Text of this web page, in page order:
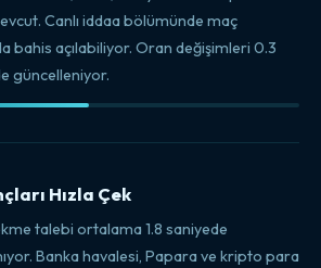
Canlı iddaa bölümünde maç
bahis açılabiliyor. Oran değişimleri 0.3
güncelleniyor.
Hızla Çek
talebi ortalama 1.8 saniyede
Banka havalesi, Papara ve kripto para